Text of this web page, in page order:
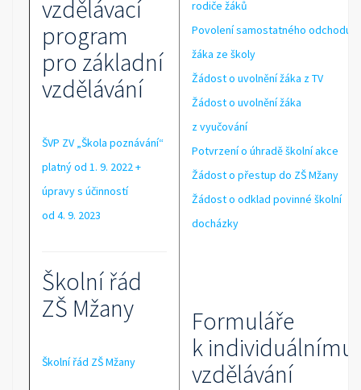
vzdělávací
program
pro základní
vzdělávání
ŠVP ZV „Škola poznávání“
platný od 1. 9. 2022 +
úpravy s účinností
od 4. 9. 2023
Školní řád
ZŠ Mžany
Školní řád ZŠ Mžany
rodiče žáků
Povolení samostatného odchodu
žáka ze školy
Žádost o uvolnění žáka z TV
Žádost o uvolnění žáka
z vyučování
Potvrzení o úhradě školní akce
Žádost o přestup do ZŠ Mžany
Žádost o odklad povinné školní
docházky
Formuláře
k individuálnímu
vzdělávání